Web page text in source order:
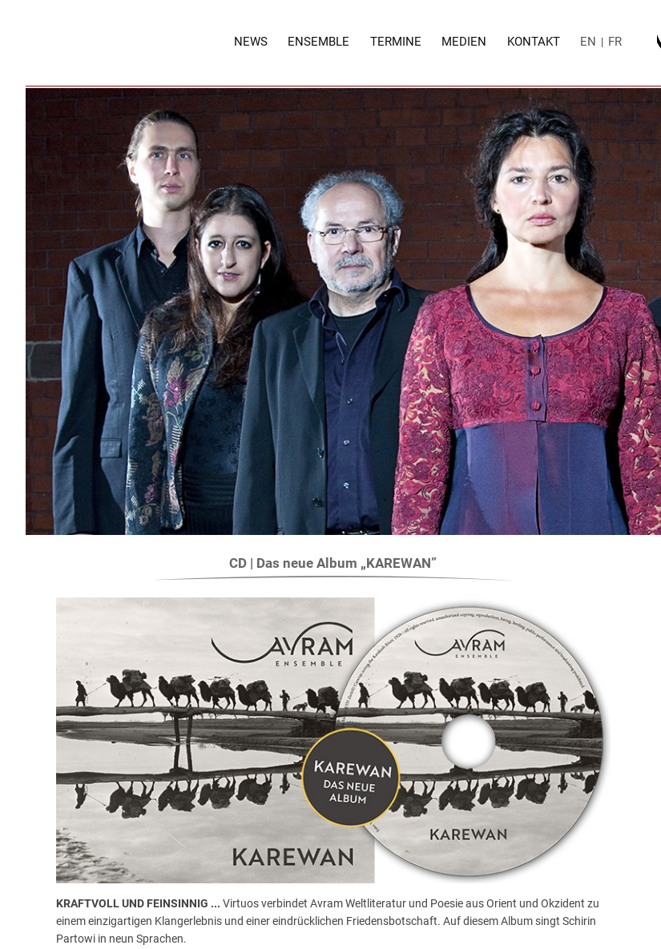
NEWS ENSEMBLE TERMINE MEDIEN KONTAKT EN | FR
CD | Das neue Album „KAREWAN”
KRAFTVOLL UND FEINSINNIG ... Virtuos verbindet Avram Weltliteratur und Poesie aus Orient und Okzident zu
einem einzigartigen Klangerlebnis und einer eindrücklichen Friedensbotschaft. Auf diesem Album singt Schirin
Partowi in neun Sprachen.